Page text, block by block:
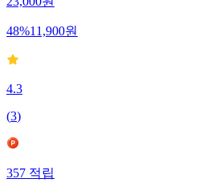
23,000원
48%11,900원
4.3
(3)
357적립